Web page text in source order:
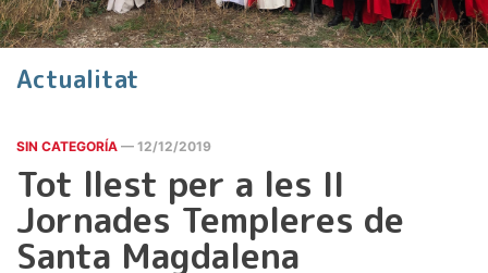
Actualitat
SIN CATEGORÍA — 12/12/2019
Tot llest per a les II
Jornades Templeres de
Santa Magdalena